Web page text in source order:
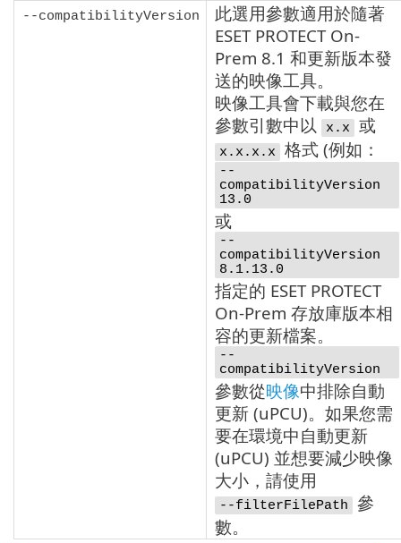
--compatibilityVersion
此選用參數適用於隨著
ESET PROTECT On-
Prem 8.1 和更新版本發
送的映像工具。
映像工具會下載與您在
參數引數中以
x.x 或
x.x.x.x 格式 (例如：
--
compatibilityVersion
13.0
或
--
compatibilityVersion
8.1.13.0
指定的 ESET PROTECT
On-Prem 存放庫版本相
容的更新檔案。
--
compatibilityVersion
參數從映像中排除自動
更新 (uPCU)。如果您需
要在環境中自動更新
(uPCU) 並想要減少映像
大小，請使用
--filterFilePath
參
數。